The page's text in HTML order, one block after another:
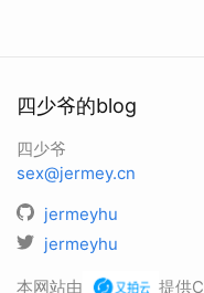
四少爷的blog
四少爷
sex@jermey.cn
jermeyhu
jermeyhu
本网站由 提供